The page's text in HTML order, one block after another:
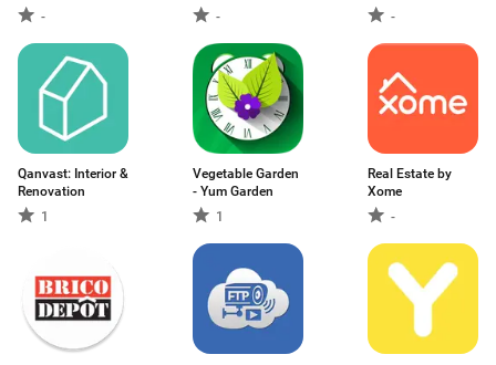
-
-
Cleaning
-
Qanvast: Interior &
Renovation
1
Vegetable Garden
- Yum Garden
1
Real Estate by
Xome
-